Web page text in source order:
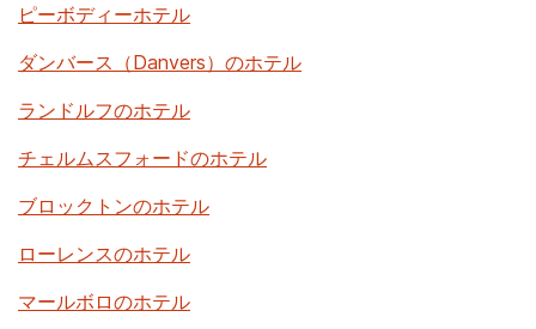
ピーボディーホテル
ダンバース（Danvers）のホテル
ランドルフのホテル
チェルムスフォードのホテル
ブロックトンのホテル
ローレンスのホテル
マールボロのホテル